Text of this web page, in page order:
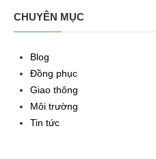
CHUYÊN MỤC
Blog
Đồng phục
Giao thông
Môi trường
Tin tức